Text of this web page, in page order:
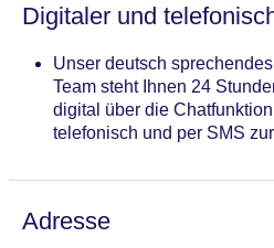
Digitaler und
Unser deutsch
Team steht Ihnen 24
digital über die
telefonisch und per SMS
Adresse